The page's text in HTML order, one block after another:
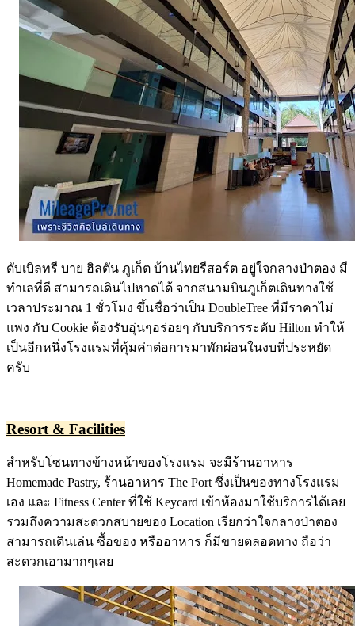
ดับเบิลทรี บาย ฮิลตัน ภูเก็ต บ้านไทยรีสอร์ต อยู่ใจกลางป่าตอง มี
ทำเลที่ดี สามารถเดินไปหาดได้ จากสนามบินภูเก็ตเดินทางใช้
เวลาประมาณ 1 ชั่วโมง ขึ้นชื่อว่าเป็น DoubleTree ที่มีราคาไม่
แพง กับ Cookie ต้องรับอุ่นๆอร่อยๆ กับบริการระดับ Hilton ทำให้
เป็นอีกหนึ่งโรงแรมที่คุ้มค่าต่อการมาพักผ่อนในงบที่ประหยัด
ครับ
Resort & Facilities
สำหรับโซนทางข้างหน้าของโรงแรม จะมีร้านอาหาร
Homemade Pastry, ร้านอาหาร The Port ซึ่งเป็นของทางโรงแรม
เอง และ Fitness Center ที่ใช้ Keycard เข้าห้องมาใช้บริการได้เลย
รวมถึงความสะดวกสบายของ Location เรียกว่าใจกลางป่าตอง
สามารถเดินเล่น ซื้อของ หรืออาหาร ก็มีขายตลอดทาง ถือว่า
สะดวกเอามากๆเลย